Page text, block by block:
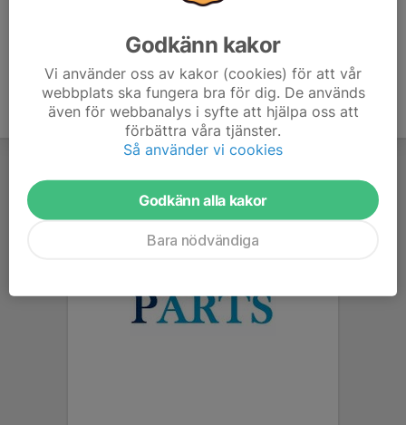
Godkänn kakor
Vi använder oss av kakor (cookies) för att vår
webbplats ska fungera bra för dig. De används
även för webbanalys i syfte att hjälpa oss att
förbättra våra tjänster.
Så använder vi cookies
Godkänn alla kakor
Bara nödvändiga